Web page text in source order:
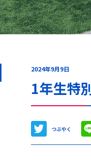
2024年9月9日
1年生特
つぶやく